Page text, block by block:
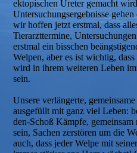
ektopischen Ureter gemacht
Untersuchungsergebnisse
wir hoffen jetzt erstmal, dass
Tierarzttermine,
erstmal ein bisschen
Welpen, aber es ist wichtig,
wird in ihrem weiteren Leben
sein.
Unsere verlängerte,
ausgefüllt mit ganz viel Leben:
den-Schoß Kämpfe,
sein, Sachen zerstören um die
auch, dass jeder Welpe mit